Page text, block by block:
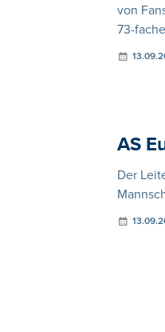
von
73-
AS
Der